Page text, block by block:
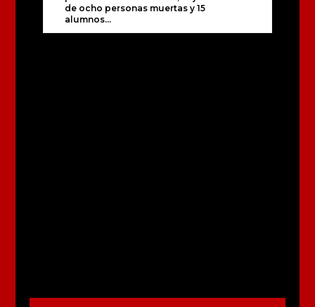
de ocho personas muertas y 15
alumnos...